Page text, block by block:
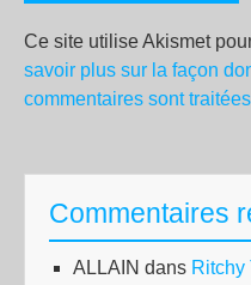
Ce site utilise Akismet
savoir plus sur la façon
commentaires sont traitées
Commentaires
ALLAIN dans Ritchy